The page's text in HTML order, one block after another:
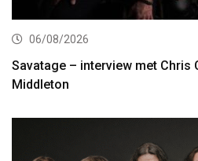
06/08/2026
Savatage – interview met Chris
Middleton